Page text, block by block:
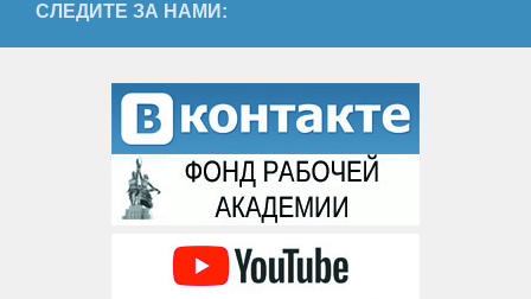
СЛЕДИТЕ ЗА НАМИ: